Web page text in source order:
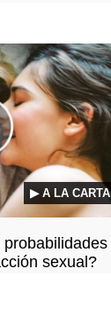
▶ A LA CARTA
sexual?